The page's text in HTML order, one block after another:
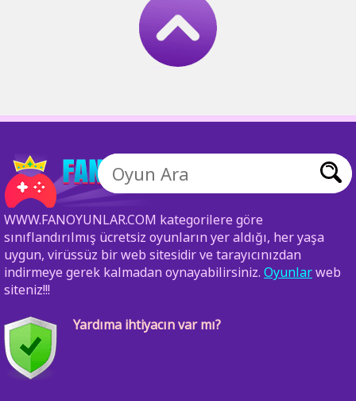
WWW.FANOYUNLAR.COM kategorilere göre
sınıflandırılmış ücretsiz oyunların yer aldığı, her yaşa
uygun, virüssüz bir web sitesidir ve tarayıcınızdan
indirmeye gerek kalmadan oynayabilirsiniz. Oyunlarweb
siteniz!!!
Yardıma ihtiyacın var mı?